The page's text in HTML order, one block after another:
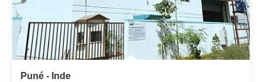
Puné - Inde